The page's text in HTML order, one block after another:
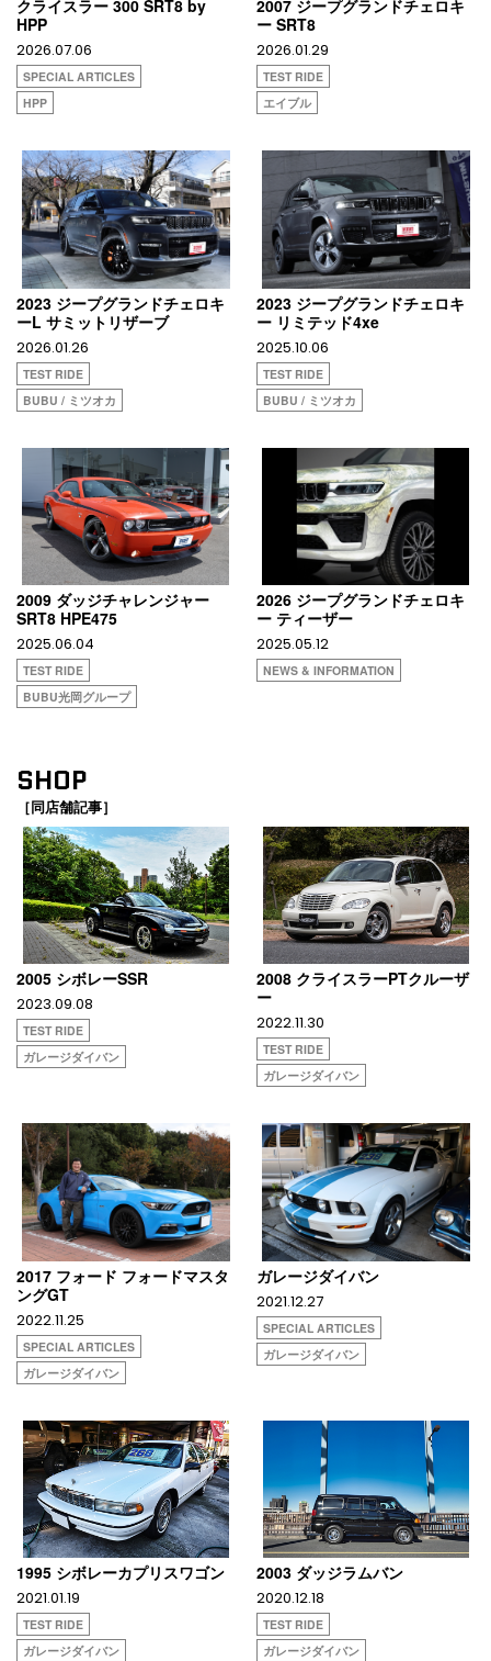
クライスラー 300 SRT8 by
HPP
2026.07.06
SPECIAL ARTICLES
HPP
2007 ジープグランドチェロキ
ー SRT8
2026.01.29
TEST RIDE
エイブル
2023 ジープグランドチェロキ
ーL サミットリザーブ
2026.01.26
TEST RIDE
BUBU / ミツオカ
2023 ジープグランドチェロキ
ー リミテッド4xe
2025.10.06
TEST RIDE
BUBU / ミツオカ
2009 ダッジチャレンジャー
SRT8 HPE475
2025.06.04
TEST RIDE
BUBU光岡グループ
2026 ジープグランドチェロキ
ー ティーザー
2025.05.12
NEWS & INFORMATION
SHOP
［同店舗記事］
2005 シボレーSSR
2023.09.08
TEST RIDE
ガレージダイバン
2008 クライスラーPTクルーザ
ー
2022.11.30
TEST RIDE
ガレージダイバン
2017 フォード フォードマスタ
ングGT
2022.11.25
SPECIAL ARTICLES
ガレージダイバン
ガレージダイバン
2021.12.27
SPECIAL ARTICLES
ガレージダイバン
1995 シボレーカプリスワゴン
2021.01.19
TEST RIDE
ガレージダイバン
2003 ダッジラムバン
2020.12.18
TEST RIDE
ガレージダイバン